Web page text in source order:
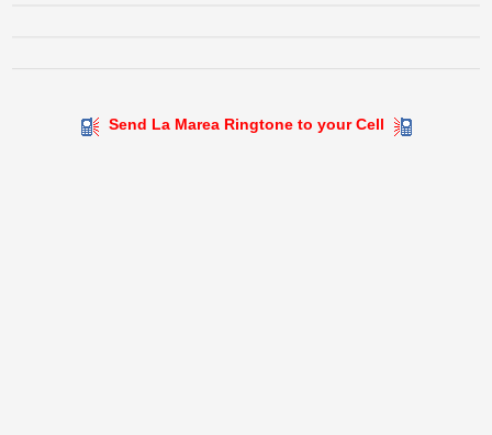
Send La Marea Ringtone to your Cell